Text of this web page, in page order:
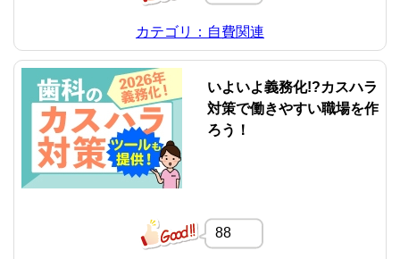
カテゴリ：自費関連
いよいよ義務化!?カスハラ
対策で働きやすい職場を作
ろう！
88